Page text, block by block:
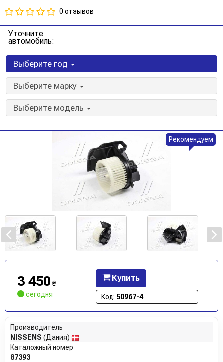
0 отзывов
Уточните
автомобиль:
Выберите год
Выберите марку
Выберите модель
Рекомендуем
3 450 ₴
сегодня
Купить
Код: 50967-4
Производитель
NISSENS (Дания)
Каталожный номер
87393